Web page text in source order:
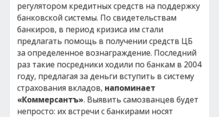
регулятором кредитных средств на поддержку
банковской системы. По свидетельствам
банкиров, в период кризиса им стали
предлагать помощь в получении средств ЦБ
за определенное вознаграждение. Последний
раз такие посредники ходили по банкам в 2004
году, предлагая за деньги вступить в систему
страхования вкладов, напоминает
«Коммерсантъ». Выявить самозванцев будет
непросто: их встречи с банкирами носят